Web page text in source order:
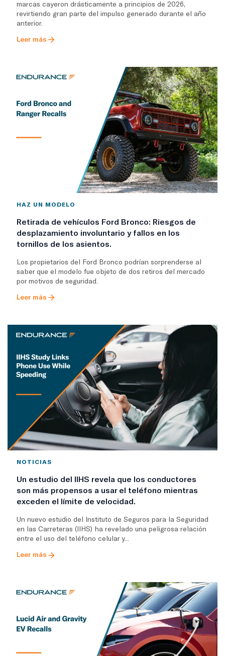
marcas cayeron drásticamente a principios de 2026,
revirtiendo gran parte del impulso generado durante el año
anterior.
Leer más
HAZ UN MODELO
Retirada de vehículos Ford Bronco: Riesgos de
desplazamiento involuntario y fallos en los
tornillos de los asientos.
Los propietarios del Ford Bronco podrían sorprenderse al
saber que el modelo fue objeto de dos retiros del mercado
por motivos de seguridad.
Leer más
NOTICIAS
Un estudio del IIHS revela que los conductores
son más propensos a usar el teléfono mientras
exceden el límite de velocidad.
Un nuevo estudio del Instituto de Seguros para la Seguridad
en las Carreteras (IIHS) ha revelado una peligrosa relación
entre el uso del teléfono celular y...
Leer más